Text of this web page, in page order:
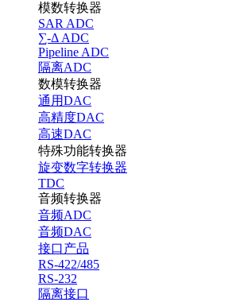
模数转换器
SAR ADC
∑-Δ ADC
Pipeline ADC
隔离ADC
数模转换器
通用DAC
高精度DAC
高速DAC
特殊功能转换器
旋变数字转换器
TDC
音频转换器
音频ADC
音频DAC
接口产品
RS-422/485
RS-232
隔离接口